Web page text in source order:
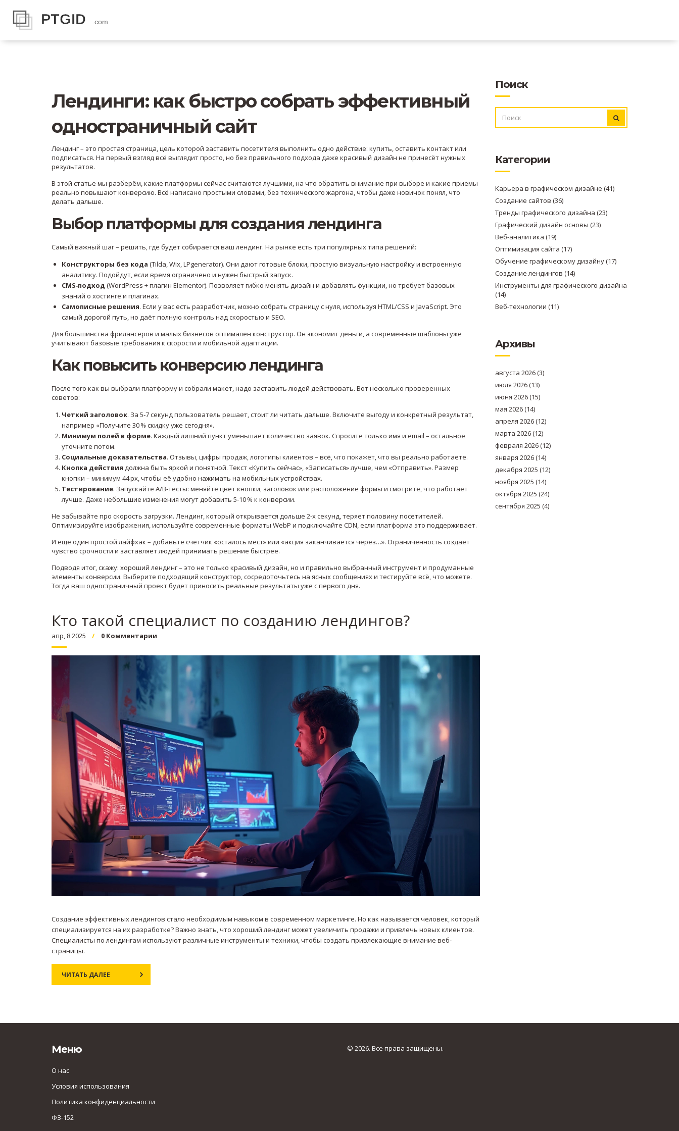
Лендинги: как быстро собрать эффективный
одностраничный сайт
Лендинг – это простая страница, цель которой заставить посетителя выполнить одно действие: купить, оставить контакт или
подписаться. На первый взгляд всё выглядит просто, но без правильного подхода даже красивый дизайн не принесёт нужных
результатов.
В этой статье мы разберём, какие платформы сейчас считаются лучшими, на что обратить внимание при выборе и какие приемы
реально повышают конверсию. Всё написано простыми словами, без технического жаргона, чтобы даже новичок понял, что
делать дальше.
Выбор платформы для создания лендинга
Самый важный шаг – решить, где будет собирается ваш лендинг. На рынке есть три популярных типа решений:
Конструкторы без кода (Tilda, Wix, LPgenerator). Они дают готовые блоки, простую визуальную настройку и встроенную
аналитику. Подойдут, если время ограничено и нужен быстрый запуск.
CMS‑подход (WordPress + плагин Elementor). Позволяет гибко менять дизайн и добавлять функции, но требует базовых
знаний о хостинге и плагинах.
Самописные решения. Если у вас есть разработчик, можно собрать страницу с нуля, используя HTML/CSS и JavaScript. Это
самый дорогой путь, но даёт полную контроль над скоростью и SEO.
Для большинства фрилансеров и малых бизнесов оптимален конструктор. Он экономит деньги, а современные шаблоны уже
учитывают базовые требования к скорости и мобильной адаптации.
Как повысить конверсию лендинга
После того как вы выбрали платформу и собрали макет, надо заставить людей действовать. Вот несколько проверенных
советов:
Четкий заголовок. За 5‑7 секунд пользователь решает, стоит ли читать дальше. Включите выгоду и конкретный результат,
например «Получите 30 % скидку уже сегодня».
Минимум полей в форме. Каждый лишний пункт уменьшает количество заявок. Спросите только имя и email – остальное
уточните потом.
Социальные доказательства. Отзывы, цифры продаж, логотипы клиентов – всё, что покажет, что вы реально работаете.
Кнопка действия должна быть яркой и понятной. Текст «Купить сейчас», «Записаться» лучше, чем «Отправить». Размер
кнопки – минимум 44 px, чтобы её удобно нажимать на мобильных устройствах.
Тестирование. Запускайте A/B‑тесты: меняйте цвет кнопки, заголовок или расположение формы и смотрите, что работает
лучше. Даже небольшие изменения могут добавить 5‑10 % к конверсии.
Не забывайте про скорость загрузки. Лендинг, который открывается дольше 2‑х секунд, теряет половину посетителей.
Оптимизируйте изображения, используйте современные форматы WebP и подключайте CDN, если платформа это поддерживает.
И ещё один простой лайфхак – добавьте счетчик «осталось мест» или «акция заканчивается через…». Ограниченность создает
чувство срочности и заставляет людей принимать решение быстрее.
Подводя итог, скажу: хороший лендинг – это не только красивый дизайн, но и правильно выбранный инструмент и продуманные
элементы конверсии. Выберите подходящий конструктор, сосредоточьтесь на ясных сообщениях и тестируйте всё, что можете.
Тогда ваш одностраничный проект будет приносить реальные результаты уже с первого дня.
Кто такой специалист по созданию лендингов?
апр, 8 2025 0 Комментарии
Создание эффективных лендингов стало необходимым навыком в современном маркетинге. Но как называется человек, который
специализируется на их разработке? Важно знать, что хороший лендинг может увеличить продажи и привлечь новых клиентов.
Специалисты по лендингам используют различные инструменты и техники, чтобы создать привлекающие внимание веб-
страницы.
ЧИТАТЬ ДАЛЕЕ
Поиск
Категории
Карьера в графическом дизайне (41)
Создание сайтов (36)
Тренды графического дизайна (23)
Графический дизайн основы (23)
Веб-аналитика (19)
Оптимизация сайта (17)
Обучение графическому дизайну(17)
Создание лендингов (14)
Инструменты для графического дизайна
(14)
Веб-технологии (11)
Архивы
августа 2026(3)
июля 2026(13)
июня 2026(15)
мая 2026(14)
апреля 2026(12)
марта 2026(12)
февраля 2026(12)
января 2026(14)
декабря 2025 (12)
ноября 2025 (14)
октября 2025 (24)
сентября 2025 (4)
Меню
О нас
Условия использования
Политика конфиденциальности
ФЗ-152
© 2026. Все права защищены.